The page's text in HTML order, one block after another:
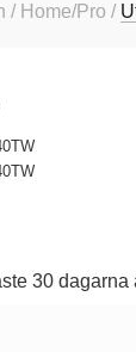
/ Home/Pro /
30 dagarna